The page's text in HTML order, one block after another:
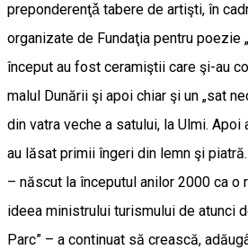
preponderenţǎ tabere de artişti, în
organizate de Fundaţia pentru poezie
început au fost ceramiştii care şi-au
malul Dunării şi apoi chiar şi un „sat
din vatra veche a satului, la Ulmi.
au lăsat primii îngeri din lemn şi
– născut la începutul anilor 2000 ca o
ideea ministrului turismului de atunci
Parc” – a continuat să crească,